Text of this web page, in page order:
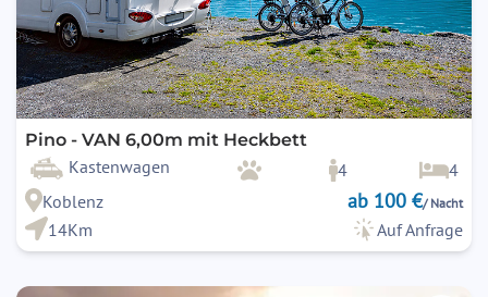
Pino - VAN 6,00m mit Heckbett
Kastenwagen 4
4
Koblenz
ab 100 €/ Nacht
14Km Auf Anfrage